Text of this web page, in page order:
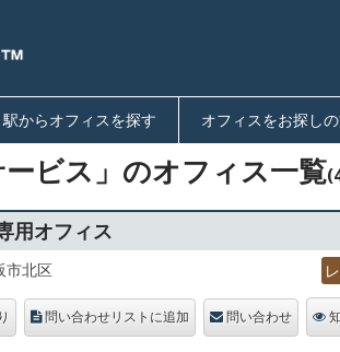
駅からオフィスを探す オフィスをお探し
ービス」のオフィス一覧
用オフィス
市北区
問い合わせリストに追加 問い合わせ